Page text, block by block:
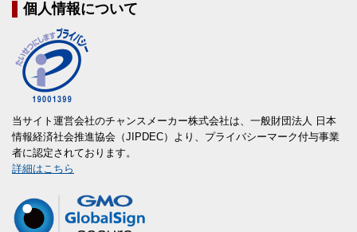
個人情報について
当サイト運営会社のチャンスメーカー株式会社は、一般財団法人 日本
情報経済社会推進協会（JIPDEC）より、プライバシーマーク付与事業
者に認定されております。
詳細はこちら